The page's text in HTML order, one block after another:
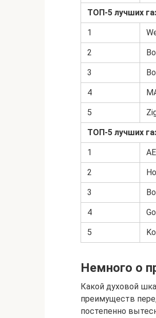
ТОП-5 лучших
1
2
3
4
5
ТОП-5 лучших
1
2
3
4
5
Немного о
Какой духовой
преимуществ
постепенно